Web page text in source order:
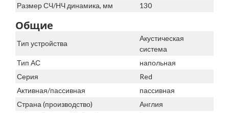
Размер СЧ/НЧ динамика, мм
130
Общие
Тип устройства
Акустическая
система
Тип АС
напольная
Серия
Red
Активная/пассивная
пассивная
Страна (производство)
Англия